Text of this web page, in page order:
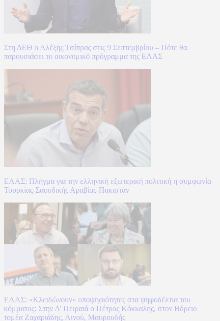
Στη ΔΕΘ ο Αλέξης Τσίπρας στις 9 Σεπτεμβρίου – Πότε θα
παρουσιάσει το οικονομικό πρόγραμμα της ΕΛΑΣ
ΕΛΑΣ: Πλήγμα για την ελληνική εξωτερική πολιτική η συμφωνία
Τουρκίας-Σαουδικής Αραβίας-Πακιστάν
ΕΛΑΣ: «Κλειδώνουν» υποψηφιότητες στα ψηφοδέλτια του
κόμματος: Στην Α’ Πειραιά ο Πέτρος Κόκκαλης, στον Βόρειο
τομέα Ζαχαριάδης, Λινού, Μαυρουδής